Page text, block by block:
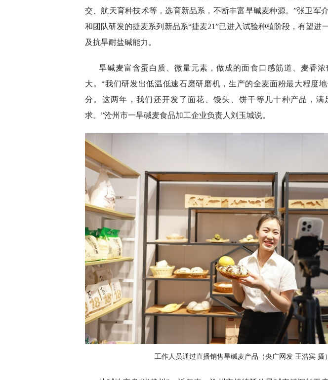
交、航天育种技术等，选育新品系，不断丰富旱碱麦种源。”张卫军
和团队研发的捷麦系列新品系“捷麦21”已进入试验种植阶段，有望进
及抗旱耐盐碱能力。
旱碱麦富含蛋白质、微量元素，做成的面食口感筋道、麦香
大。“我们研发出低温低速石磨研磨机，生产的全麦面粉最大程度
分。这两年，我们还开发了面花、馒头、饼干等几十种产品，满
求。”沧州市一旱碱麦食品加工企业负责人刘玉城说。
工作人员通过直播销售旱碱麦产品（央广网发 王浩宾 摄）